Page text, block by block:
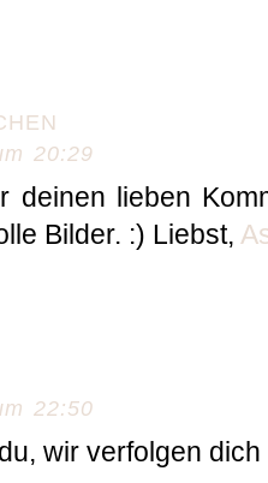
20:29
deinen lieben
Bilder. :) Liebst,
22:50
wir verfolgen